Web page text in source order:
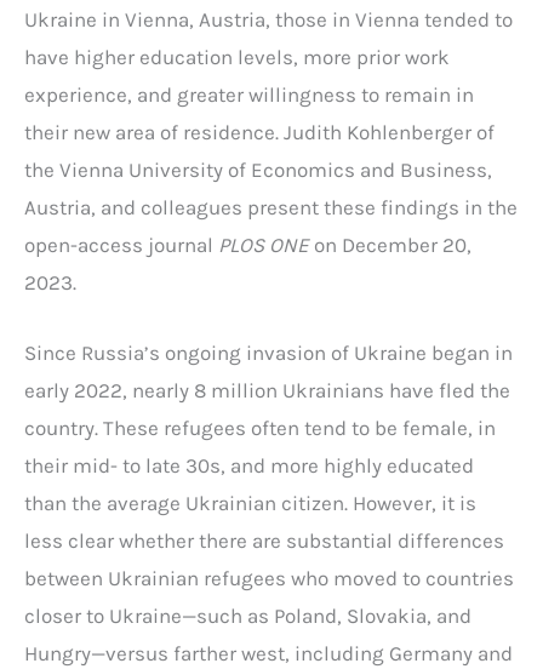
Ukraine in Vienna, Austria, those in Vienna tended to
have higher education levels, more prior work
experience, and greater willingness to remain in
their new area of residence. Judith Kohlenberger of
the Vienna University of Economics and Business,
Austria, and colleagues present these findings in the
open-access journal PLOS ONE on December 20,
2023.
Since Russia’s ongoing invasion of Ukraine began in
early 2022, nearly 8 million Ukrainians have fled the
country. These refugees often tend to be female, in
their mid- to late 30s, and more highly educated
than the average Ukrainian citizen. However, it is
less clear whether there are substantial differences
between Ukrainian refugees who moved to countries
closer to Ukraine—such as Poland, Slovakia, and
Hungry—versus farther west, including Germany and